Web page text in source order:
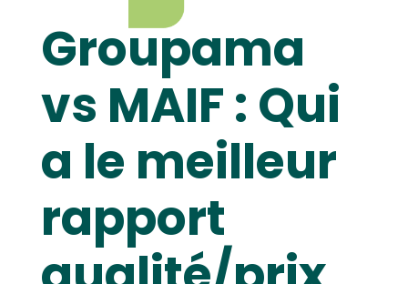
Groupama
vs MAIF : Qui
a le meilleur
rapport